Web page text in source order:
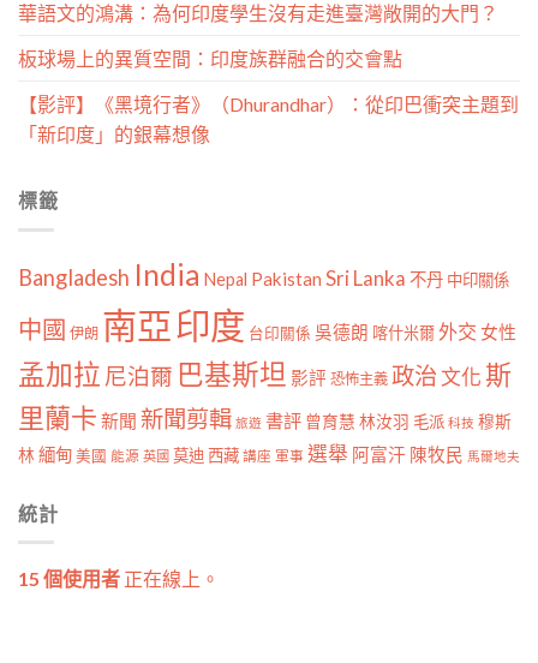
華語文的鴻溝：為何印度學生沒有走進臺灣敞開的大門？
板球場上的異質空間：印度族群融合的交會點
【影評】《黑境行者》（Dhurandhar）：從印巴衝突主題到
「新印度」的銀幕想像
標籤
Bangladesh India Nepal Pakistan Sri Lanka 不丹 中印關係
中國 伊朗 南亞印度 台印關係 吳德朗 喀什米爾外交 女性
孟加拉 尼泊爾 巴基斯坦 影評 恐怖主義 政治文化斯
里蘭卡 新聞 新聞剪輯 旅遊 書評 曾育慧 林汝羽 毛派 科技 穆斯
林 緬甸 美國 能源 英國 莫迪 西藏 講座 軍事 選舉 阿富汗 陳牧民 馬爾地夫
統計
15 個使用者 正在線上。